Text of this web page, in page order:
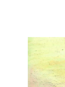
content